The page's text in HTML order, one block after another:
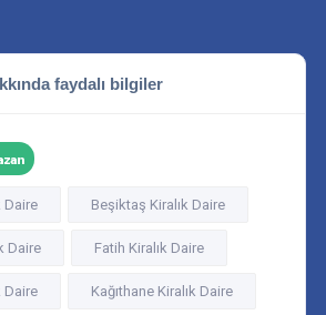
faydalı bilgiler
Daire Beşiktaş Kiralık Daire
Daire Fatih Kiralık Daire
Daire Kağıthane Kiralık Daire